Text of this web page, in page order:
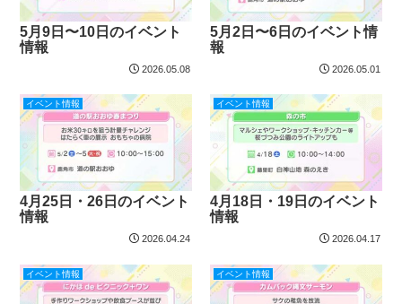
5月9日〜10日のイベント
情報
2026.05.08
5月2日〜6日のイベント情
報
2026.05.01
イベント情報
4月25日・26日のイベント
情報
2026.04.24
イベント情報
4月18日・19日のイベント
情報
2026.04.17
イベント情報 イベント情報